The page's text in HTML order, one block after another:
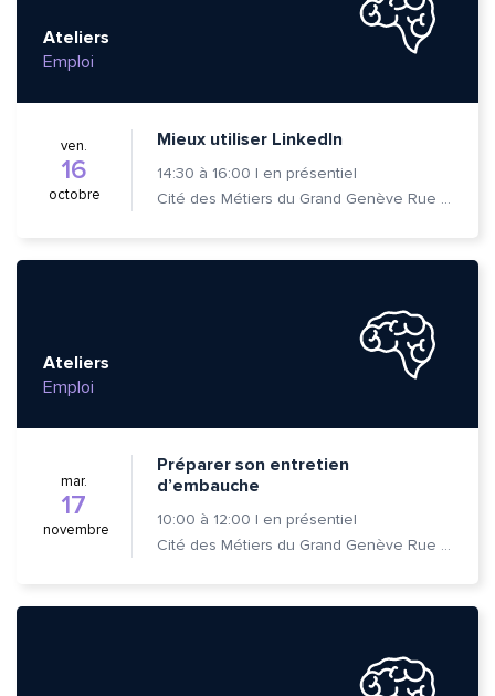
Ateliers
Emploi
ven.
16
octobre
Mieux utiliser LinkedIn
14:30 à 16:00 | en présentiel
Cité des Métiers du Grand Genève Rue Prévost-Martin 6 1205 Genève
Ateliers
Emploi
mar.
17
novembre
Préparer son entretien
d’embauche
10:00 à 12:00 | en présentiel
Cité des Métiers du Grand Genève Rue Prévost-Martin 6 1205 Genève
Envoyer
Envoyer